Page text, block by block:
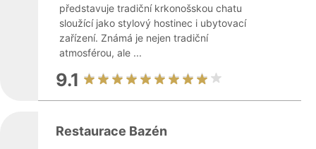
představuje tradiční krkonošskou chatu
sloužící jako stylový hostinec i ubytovací
zařízení. Známá je nejen tradiční
atmosférou, ale ...
9.1
Restaurace Bazén